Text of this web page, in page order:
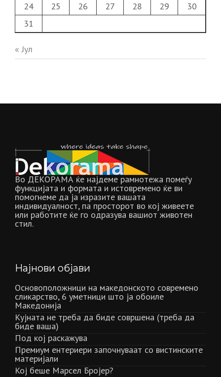
24
25 26 27 28 29
30
31
« Јул
Во ДЕКОРАМА ќе најдеме рамнотежа помеѓу
функцијата и формата и истовремено ќе ви
помогнеме да ја изразите вашата
индивидуалност, па просторот во кој живеете
или работите ќе го одразува вашиот животен
стил.
Најнови објави
Основоположници на македонското современо
сликарство, 6 уметници што ја обоиле
Македонија
Кујната не треба да биде совршена (треба да
биде ваша)
Под кој раскажува
Премиум ентериери започнуваат со вистинските
материјали
Кој беше Марсел Бројер?